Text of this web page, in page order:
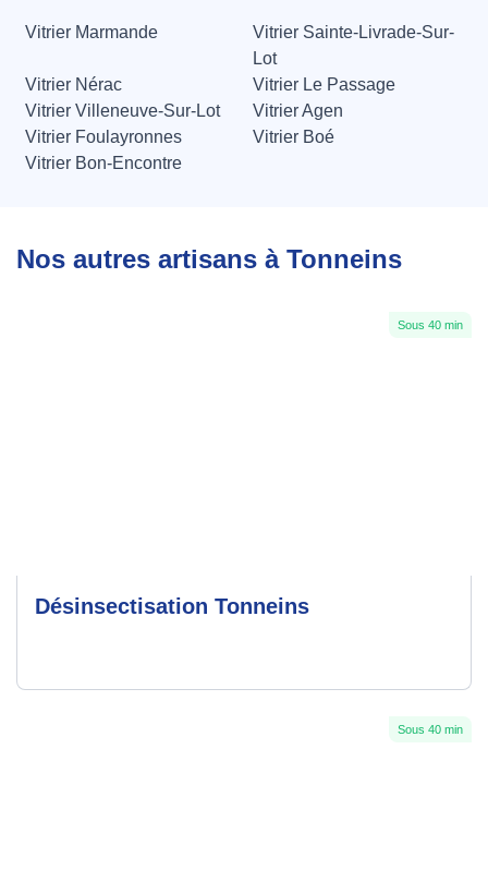
Vitrier Marmande
Vitrier Sainte-Livrade-Sur-
Lot
Vitrier Nérac
Vitrier Le Passage
Vitrier Villeneuve-Sur-Lot
Vitrier Agen
Vitrier Foulayronnes
Vitrier Boé
Vitrier Bon-Encontre
Nos autres artisans à Tonneins
Sous 40 min
Désinsectisation Tonneins
Sous 40 min